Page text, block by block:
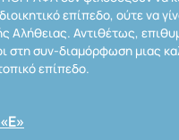
επίπεδο, ούτε να
Αλήθειας. Αντιθέτως,
στη συν-διαμόρφωση μιας
επίπεδο.